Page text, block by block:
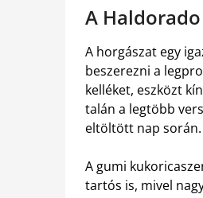
A
A horgászat egy
beszerezni a
kelléket, eszközt
talán a legtöbb
eltöltött nap során.
A gumi
tartós is, mivel